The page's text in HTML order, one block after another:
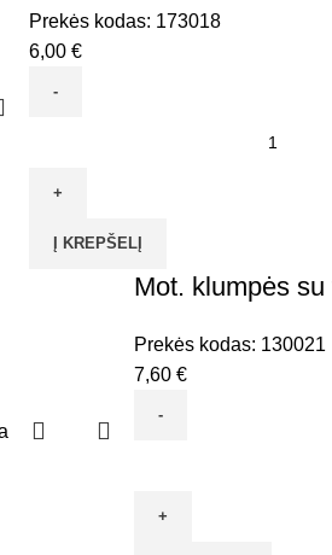
Prekės kodas: 173018
6,00 €
Priekaliukas
plaktiĮ KREPŠELĮ
Mot. klumpės
Prekės kodas: 130021
7,60 €
Mot.